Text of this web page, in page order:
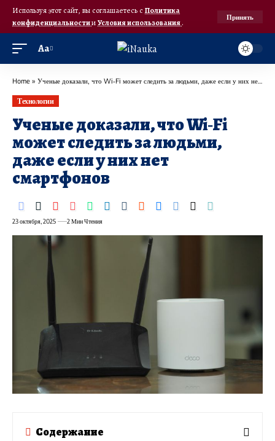
Используя этот сайт, вы соглашаетесь с Политика
конфиденциальностииУсловия использования.
Принять
Аа
Home » Ученые доказали, что Wi‑Fi может следить за людьми, даже если у них нет смартфонов
Технологии
Ученые доказали, что Wi‑Fi
может следить за людьми,
даже если у них нет
смартфонов
23 октября, 2025 2 Мин Чтения
Содержание